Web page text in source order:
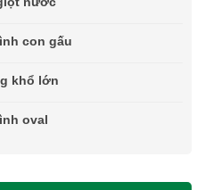
con gấu
khổ lớn
oval